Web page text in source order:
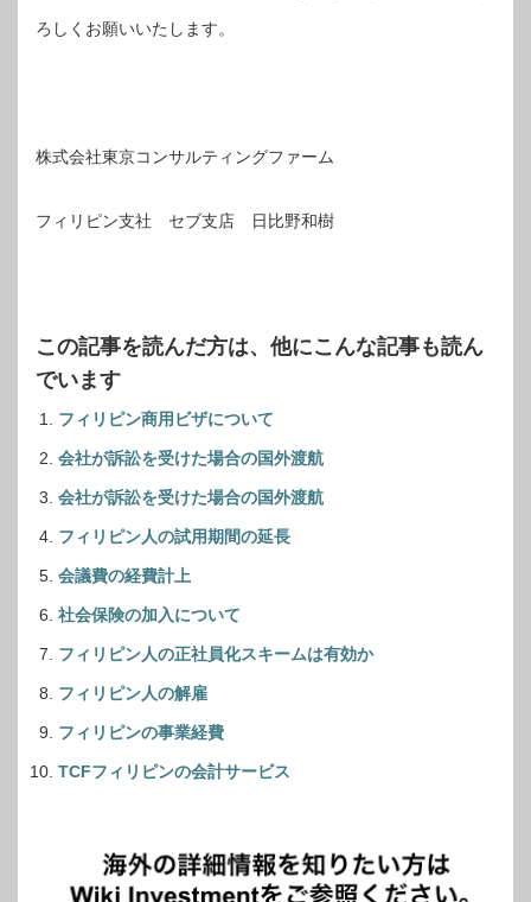
ろしくお願いいたします。
株式会社東京コンサルティングファーム
フィリピン支社 セブ支店 日比野和樹
この記事を読んだ方は、他にこんな記事も読ん
でいます
フィリピン商用ビザについて
会社が訴訟を受けた場合の国外渡航
会社が訴訟を受けた場合の国外渡航
フィリピン人の試用期間の延長
会議費の経費計上
社会保険の加入について
フィリピン人の正社員化スキームは有効か
フィリピン人の解雇
フィリピンの事業経費
TCFフィリピンの会計サービス